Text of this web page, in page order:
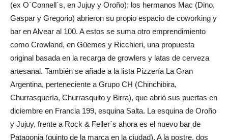
inauguró Food Park, un patio de food trucks frente a Temple
(ex O´Connell´s, en Jujuy y Oroño); los hermanos Mac (Dino,
Gaspar y Gregorio) abrieron su propio espacio de coworking y
bar en Alvear al 100. A estos se suma otro emprendimiento
como Crowland, en Güemes y Ricchieri, una propuesta
original basada en la recarga de growlers y latas de cerveza
artesanal. También se añade a la lista Pizzería La Gran
Argentina, perteneciente a Grupo CH (Chinchibira,
Churrasquería, Churrasquito y Birra), que abrió sus puertas en
diciembre en Francia 199, esquina Salta. La esquina de Oroño
y Jujuy, frente a Rock & Feller´s ahora es el nuevo bar de